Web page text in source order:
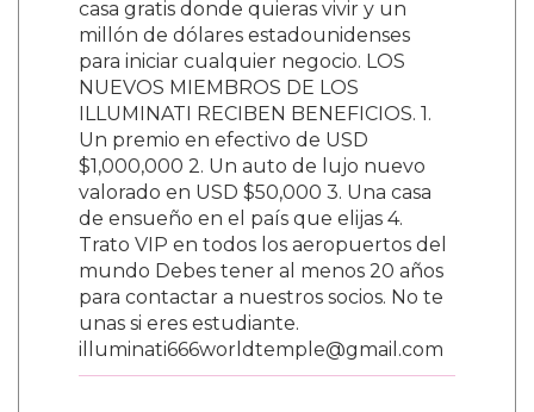
casa gratis donde quieras vivir y un
millón de dólares estadounidenses
para iniciar cualquier negocio. LOS
NUEVOS MIEMBROS DE LOS
ILLUMINATI RECIBEN BENEFICIOS. 1.
Un premio en efectivo de USD
$1,000,000 2. Un auto de lujo nuevo
valorado en USD $50,000 3. Una casa
de ensueño en el país que elijas 4.
Trato VIP en todos los aeropuertos del
mundo Debes tener al menos 20 años
para contactar a nuestros socios. No te
unas si eres estudiante.
illuminati666worldtemple@gmail.com